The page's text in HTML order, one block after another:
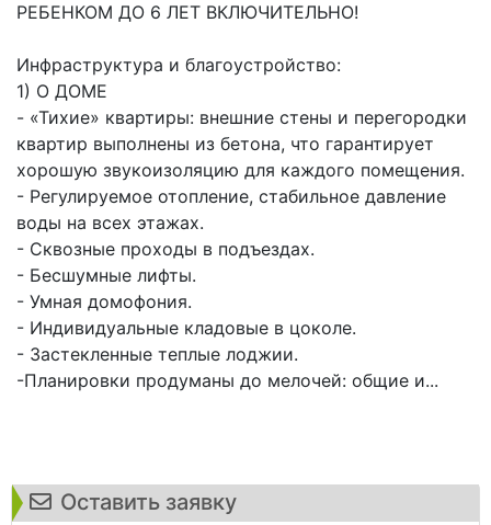
Оставить заявку
РЕБЕНКОМ ДО 6 ЛЕТ ВКЛЮЧИТЕЛЬНО!
Инфраструктура и благоустройство:
1) О ДОМЕ
- «Тихие» квартиры: внешние стены и перегородки
квартир выполнены из бетона, что гарантирует
хорошую звукоизоляцию для каждого помещения.
- Регулируемое отопление, стабильное давление
воды на всех этажах.
- Сквозные проходы в подъездах.
- Бесшумные лифты.
- Умная домофония.
- Индивидуальные кладовые в цоколе.
- Застекленные теплые лоджии.
-Планировки продуманы до мелочей: общие и...